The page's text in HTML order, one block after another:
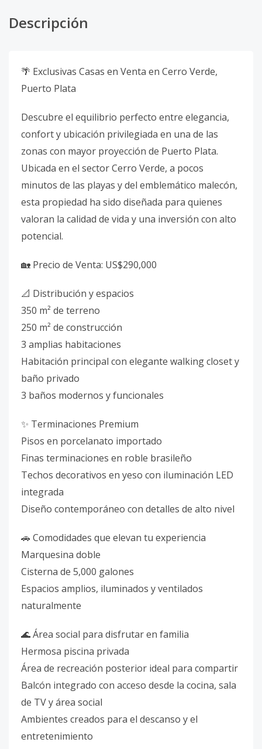
Descripción
🌴 Exclusivas Casas en Venta en Cerro Verde,
Puerto Plata
Descubre el equilibrio perfecto entre elegancia,
confort y ubicación privilegiada en una de las
zonas con mayor proyección de Puerto Plata.
Ubicada en el sector Cerro Verde, a pocos
minutos de las playas y del emblemático malecón,
esta propiedad ha sido diseñada para quienes
valoran la calidad de vida y una inversión con alto
potencial.
🏡 Precio de Venta: US$290,000
📐 Distribución y espacios
350 m² de terreno
250 m² de construcción
3 amplias habitaciones
Habitación principal con elegante walking closet y
baño privado
3 baños modernos y funcionales
✨ Terminaciones Premium
Pisos en porcelanato importado
Finas terminaciones en roble brasileño
Techos decorativos en yeso con iluminación LED
integrada
Diseño contemporáneo con detalles de alto nivel
🚗 Comodidades que elevan tu experiencia
Marquesina doble
Cisterna de 5,000 galones
Espacios amplios, iluminados y ventilados
naturalmente
🌊 Área social para disfrutar en familia
Hermosa piscina privada
Área de recreación posterior ideal para compartir
Balcón integrado con acceso desde la cocina, sala
de TV y área social
Ambientes creados para el descanso y el
entretenimiento